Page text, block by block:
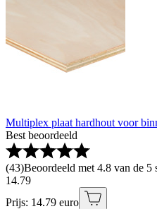
Multiplex plaat hardhout voor
Best beoordeeld
(43)Beoordeeld met 4.8 van de 5
14.79
Prijs: 14.79 euro